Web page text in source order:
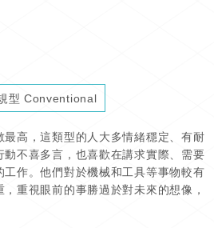
型 Conventional
高，這類型的人大多情緒穩定、有耐
不喜多言，也喜歡在講求實際、需要
作。他們對於機械和工具等事物較有
重視眼前的事勝過於對未來的想像，